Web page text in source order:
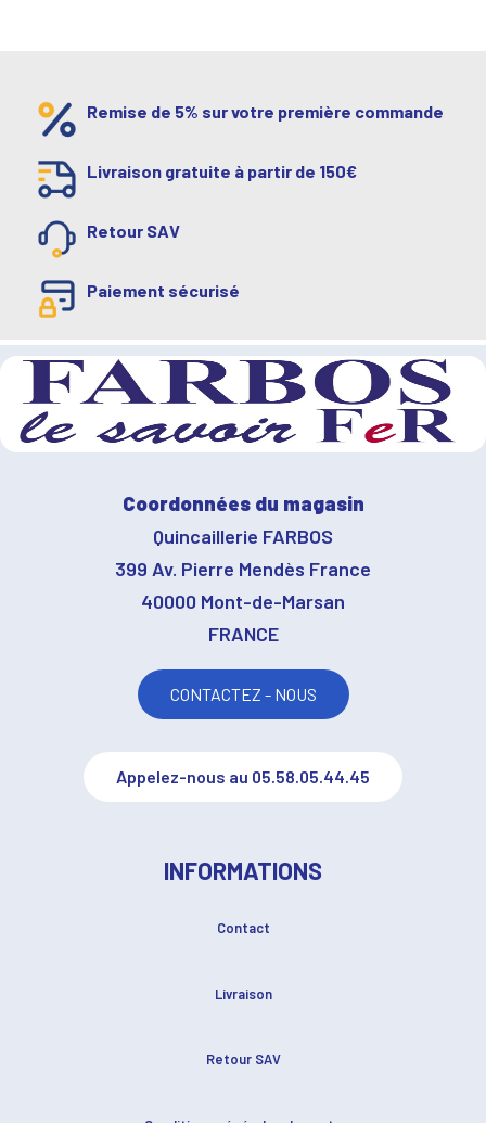
Remise de 5% sur votre première commande
Livraison gratuite à partir de 150€
Retour SAV
Paiement sécurisé
Coordonnées du magasin
Quincaillerie FARBOS
399 Av. Pierre Mendès France
40000 Mont-de-Marsan
FRANCE
CONTACTEZ - NOUS
Appelez-nous au 05.58.05.44.45
INFORMATIONS
Contact
Livraison
Retour SAV